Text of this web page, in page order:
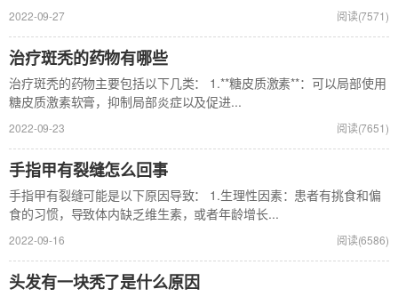
2022-09-27 阅读(7571)
治疗斑秃的药物有哪些
治疗斑秃的药物主要包括以下几类： 1.**糖皮质激素**：可以局部使用
糖皮质激素软膏，抑制局部炎症以及促进...
2022-09-23 阅读(7651)
手指甲有裂缝怎么回事
手指甲有裂缝可能是以下原因导致： 1.生理性因素：患者有挑食和偏
食的习惯，导致体内缺乏维生素，或者年龄增长...
2022-09-16 阅读(6586)
头发有一块秃了是什么原因